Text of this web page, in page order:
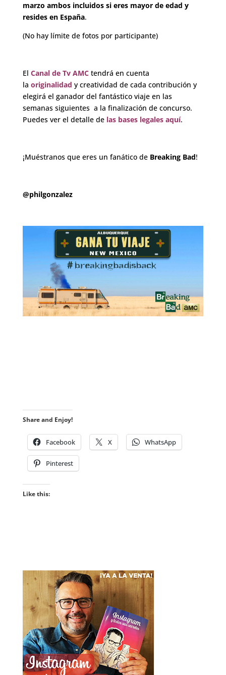
marzo ambos incluidos si eres mayor de edad y
resides en España.
(No hay límite de fotos por participante)
El Canal de Tv AMC tendrá en cuenta
la originalidad y creatividad de cada contribución y
elegirá el ganador del fantástico viaje en las
semanas siguientes a la finalización de concurso.
Puedes ver el detalle de las bases legales aquí.
¡Muéstranos que eres un fanático de Breaking Bad!
@philgonzalez
Share and Enjoy!
Facebook X WhatsApp
Pinterest
Like this: